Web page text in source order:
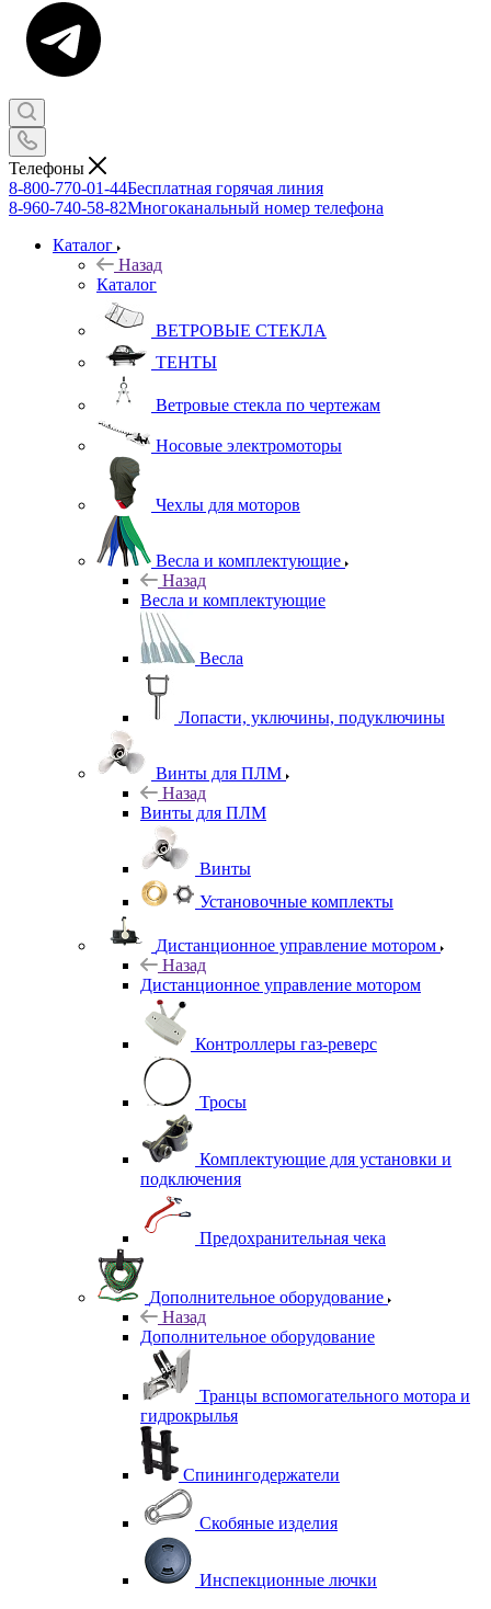
Телефоны
8-800-770-01-44Бесплатная горячая линия
8-960-740-58-82Многоканальный номер телефона
Каталог
Назад
Каталог
ВЕТРОВЫЕ СТЕКЛА
ТЕНТЫ
Ветровые стекла по чертежам
Носовые электромоторы
Чехлы для моторов
Весла и комплектующие
Назад
Весла и комплектующие
Весла
Лопасти, уключины, подуключины
Винты для ПЛМ
Назад
Винты для ПЛМ
Винты
Установочные комплекты
Дистанционное управление мотором
Назад
Дистанционное управление мотором
Контроллеры газ-реверс
Тросы
Комплектующие для установки и
подключения
Предохранительная чека
Дополнительное оборудование
Назад
Дополнительное оборудование
Транцы вспомогательного мотора и
гидрокрылья
Спинингодержатели
Скобяные изделия
Инспекционные лючки